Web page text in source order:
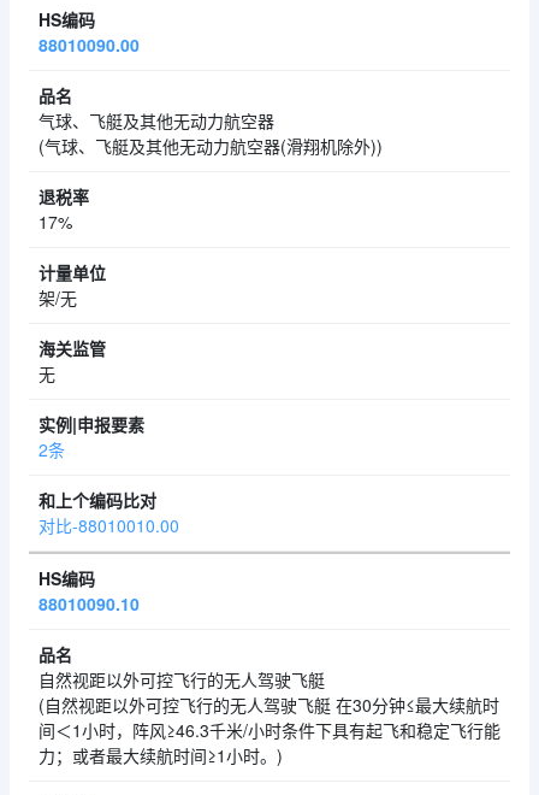
88010090.00
气球、飞艇及其他无动力航空器
(气球、飞艇及其他无动力航空器(滑翔机除外))
17%
架/无
无
2条
对比-88010010.00
88010090.10
自然视距以外可控飞行的无人驾驶飞艇
(自然视距以外可控飞行的无人驾驶飞艇 在30分钟≤最大续航时
间＜1小时，阵风≥46.3千米/小时条件下具有起飞和稳定飞行能
力；或者最大续航时间≥1小时。)